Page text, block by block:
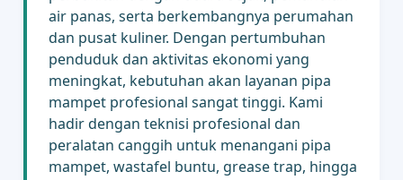
air panas, serta berkembangnya perumahan
dan pusat kuliner. Dengan pertumbuhan
penduduk dan aktivitas ekonomi yang
meningkat, kebutuhan akan layanan pipa
mampet profesional sangat tinggi. Kami
hadir dengan teknisi profesional dan
peralatan canggih untuk menangani pipa
mampet, wastafel buntu, grease trap, hingga